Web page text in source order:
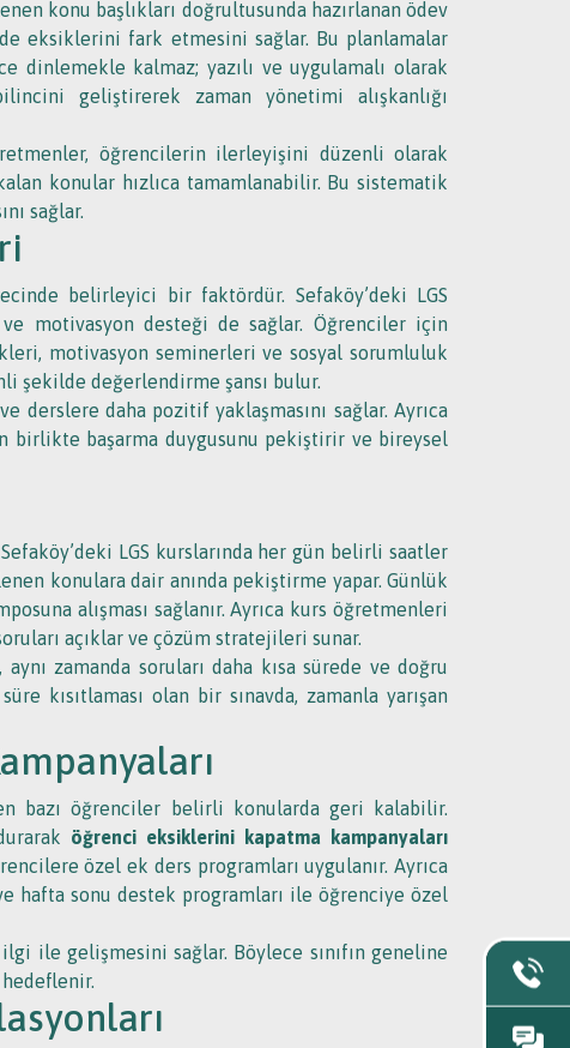
konu başlıkları doğrultusunda hazırlanan ödev
eksiklerini fark etmesini sağlar. Bu planlamalar
dinlemekle kalmaz; yazılı ve uygulamalı olarak
geliştirerek zaman yönetimi alışkanlığı
öğrencilerin ilerleyişini düzenli olarak
konular hızlıca tamamlanabilir. Bu sistematik
sağlar.
belirleyici bir faktördür. Sefaköy’deki LGS
ve motivasyon desteği de sağlar. Öğrenciler için
motivasyon seminerleri ve sosyal sorumluluk
şekilde değerlendirme şansı bulur.
derslere daha pozitif yaklaşmasını sağlar. Ayrıca
başarma duygusunu pekiştirir ve bireysel
LGS kurslarında her gün belirli saatler
konulara dair anında pekiştirme yapar. Günlük
alışması sağlanır. Ayrıca kurs öğretmenleri
açıklar ve çözüm stratejileri sunar.
zamanda soruları daha kısa sürede ve doğru
kısıtlaması olan bir sınavda, zamanla yarışan
bazı öğrenciler belirli konularda geri kalabilir.
öğrenci eksiklerini kapatma kampanyaları
özel ek ders programları uygulanır. Ayrıca
hafta sonu destek programları ile öğrenciye özel
ile gelişmesini sağlar. Böylece sınıfın geneline